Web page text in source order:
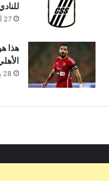
27 أغسطس 2024
هذا
28 يوليو 2024